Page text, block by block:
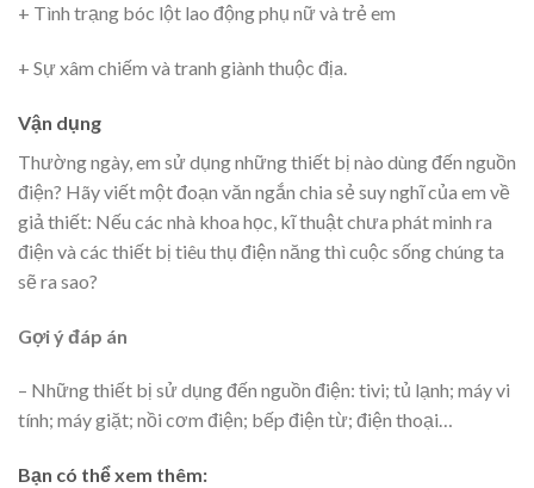
+ Tình trạng bóc lột lao động phụ nữ và trẻ em
+ Sự xâm chiếm và tranh giành thuộc địa.
Vận dụng
Thường ngày, em sử dụng những thiết bị nào dùng đến nguồn
điện? Hãy viết một đoạn văn ngắn chia sẻ suy nghĩ của em về
giả thiết: Nếu các nhà khoa học, kĩ thuật chưa phát minh ra
điện và các thiết bị tiêu thụ điện năng thì cuộc sống chúng ta
sẽ ra sao?
Gợi ý đáp án
– Những thiết bị sử dụng đến nguồn điện: tivi; tủ lạnh; máy vi
tính; máy giặt; nồi cơm điện; bếp điện từ; điện thoại…
Bạn có thể xem thêm: